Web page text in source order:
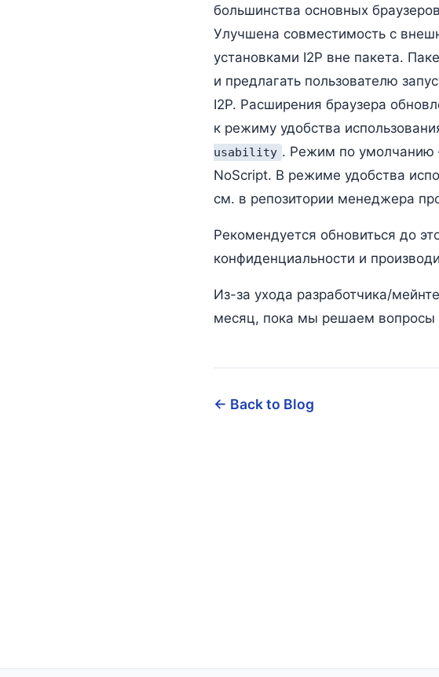
большинства основных
Улучшена совместимость с
установками I2P вне пакета.
и предлагать пользователю
I2P. Расширения браузера
к режиму удобства
usability . Режим по умолчанию
NoScript. В режиме удобства
см. в репозитории менеджера
Рекомендуется обновиться до
конфиденциальности и
Из-за ухода разработчика/
месяц, пока мы решаем вопросы
← Back to Blog